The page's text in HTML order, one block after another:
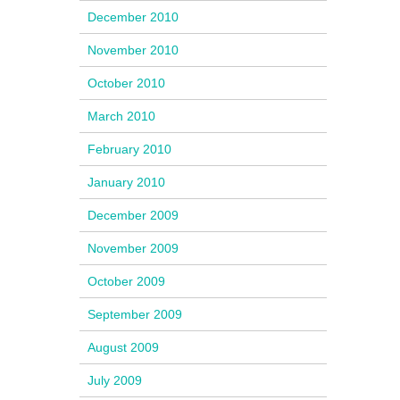
December 2010
November 2010
October 2010
March 2010
February 2010
January 2010
December 2009
November 2009
October 2009
September 2009
August 2009
July 2009